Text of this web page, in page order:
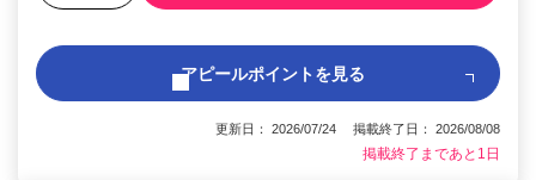
アピールポイントを見る
更新日： 2026/07/24 掲載終了日： 2026/08/08
掲載終了まであと1日